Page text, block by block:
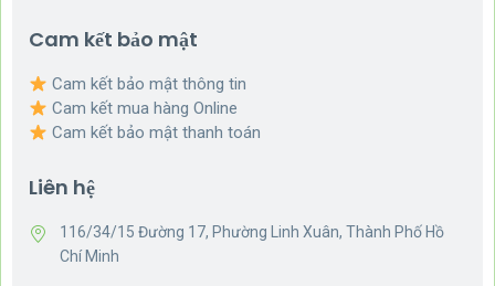
Cam kết bảo mật
Cam kết bảo mật thông tin
Cam kết mua hàng Online
Cam kết bảo mật thanh toán
Liên hệ
116/34/15 Đường 17, Phường Linh Xuân, Thành Phố Hồ
Chí Minh